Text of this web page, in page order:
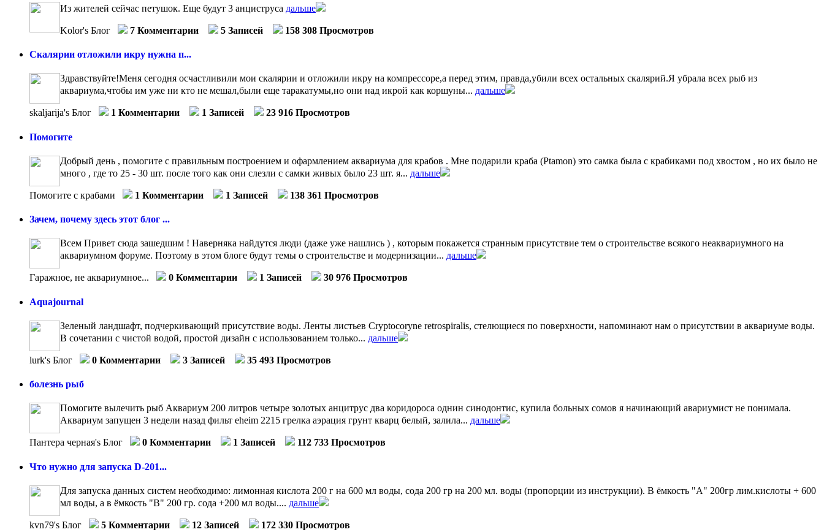
Из жителей сейчас петушок. Еще будут 3 анциструса дальше
Kolor's Блог 7 Комментарии 5 Записей 158 308 Просмотров
Скалярии отложили икру нужна п...
Здравствуйте!Меня сегодня осчастливили мои скалярии и отложили икру на компрессоре,а перед этим, правда,убили всех остальных скалярий.Я убрала всех рыб из
аквариума,чтобы им уже ни кто не мешал,были еще таракатумы,но они над икрой как коршуны... дальше
skaljarija's Блог 1 Комментарии 1 Записей 23 916 Просмотров
Помогите
Добрый день , помогите с правильным построением и офармлением аквариума для крабов . Мне подарили краба (Ptamon) это самка была с крабиками под хвостом , но их было не
много , где то 25 - 30 шт. после того как они слезли с самки живых было 23 шт. я... дальше
Помогите с крабами 1 Комментарии 1 Записей 138 361 Просмотров
Зачем, почему здесь этот блог ...
Всем Привет сюда зашедшим ! Наверняка найдутся люди (даже уже нашлись ) , которым покажется странным присутствие тем о строительстве всякого неаквариумного на
аквариумном форуме. Поэтому в этом блоге будут темы о строительстве и модернизации... дальше
Гаражное, не аквариумное... 0 Комментарии 1 Записей 30 976 Просмотров
Aquajournal
Зеленый ландшафт, подчеркивающий присутствие воды. Ленты листьев Cryptocoryne retrospiralis, стелющиеся по поверхности, напоминают нам о присутствии в аквариуме воды.
В сочетании с чистой водой, простой дизайн с использованием только... дальше
lurk's Блог 0 Комментарии 3 Записей 35 493 Просмотров
болезнь рыб
Помогите вылечить рыб Аквариум 200 литров четыре золотых анцитрус два коридороса однин синодонтис, купила больных сомов я начинающий авариумист не понимала.
Аквариум запущен 3 недели назад фильт eheim 2215 грелка аэрация грунт кварц белый, залила... дальше
Пантера черная's Блог 0 Комментарии 1 Записей 112 733 Просмотров
Что нужно для запуска D-201...
Для запуска данных систем необходимо: лимонная кислота 200 г на 600 мл воды, сода 200 гр на 200 мл. воды (пропорции из инструкции). В ёмкость "A" 200гр лим.кислоты + 600
мл воды, а в ёмкость "B" 200 гр. сода +200 мл воды.... дальше
kvn79's Блог 5 Комментарии 12 Записей 172 330 Просмотров